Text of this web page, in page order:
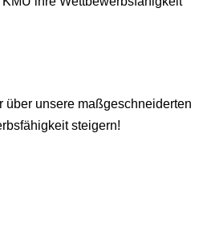
über unsere maßgeschneiderten
steigern!